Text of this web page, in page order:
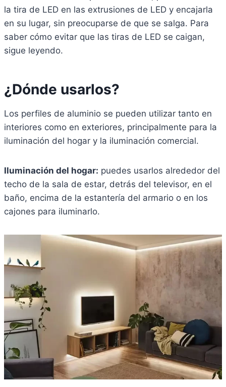
la tira de LED en las extrusiones de LED y encajarla
en su lugar, sin preocuparse de que se salga. Para
saber cómo evitar que las tiras de LED se caigan,
sigue leyendo.
¿Dónde usarlos?
Los perfiles de aluminio se pueden utilizar tanto en
interiores como en exteriores, principalmente para la
iluminación del hogar y la iluminación comercial.
Iluminación del hogar: puedes usarlos alrededor del
techo de la sala de estar, detrás del televisor, en el
baño, encima de la estantería del armario o en los
cajones para iluminarlo.